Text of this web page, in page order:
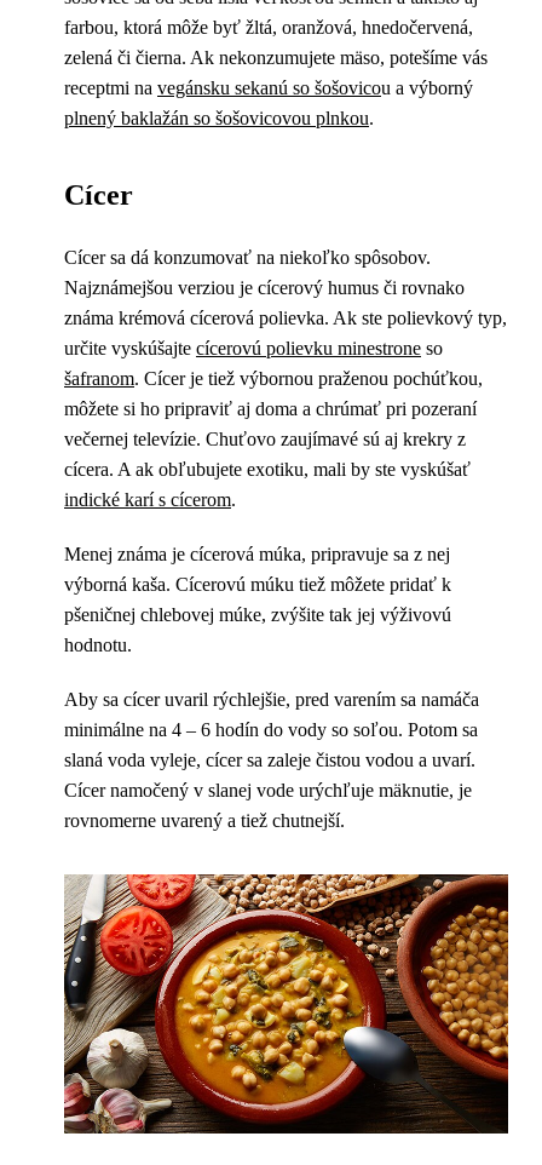
farbou, ktorá môže byť žltá, oranžová, hnedočervená,
zelená či čierna. Ak nekonzumujete mäso, potešíme vás
receptmi na vegánsku sekanú so šošovicou a výborný
plnený baklažán so šošovicovou plnkou.
Cícer
Cícer sa dá konzumovať na niekoľko spôsobov.
Najznámejšou verziou je cícerový humus či rovnako
známa krémová cícerová polievka. Ak ste polievkový typ,
určite vyskúšajte cícerovú polievku minestrone so
šafranom. Cícer je tiež výbornou praženou pochúťkou,
môžete si ho pripraviť aj doma a chrúmať pri pozeraní
večernej televízie. Chuťovo zaujímavé sú aj krekry z
cícera. A ak obľubujete exotiku, mali by ste vyskúšať
indické karí s cícerom.
Menej známa je cícerová múka, pripravuje sa z nej
výborná kaša. Cícerovú múku tiež môžete pridať k
pšeničnej chlebovej múke, zvýšite tak jej výživovú
hodnotu.
Aby sa cícer uvaril rýchlejšie, pred varením sa namáča
minimálne na 4 – 6 hodín do vody so soľou. Potom sa
slaná voda vyleje, cícer sa zaleje čistou vodou a uvarí.
Cícer namočený v slanej vode urýchľuje mäknutie, je
rovnomerne uvarený a tiež chutnejší.